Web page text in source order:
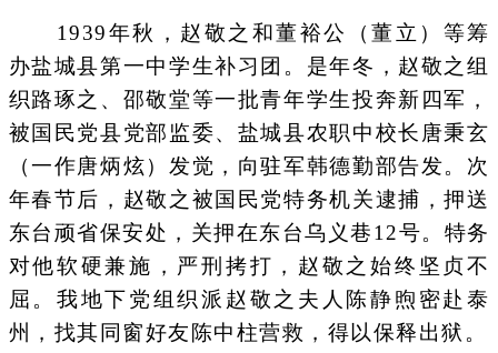
1939年秋，赵敬之和董裕公（董立）等筹
办盐城县第一中学生补习团。是年冬，赵敬之组
织路琢之、邵敬堂等一批青年学生投奔新四军，
被国民党县党部监委、盐城县农职中校长唐秉玄
（一作唐炳炫）发觉，向驻军韩德勤部告发。次
年春节后，赵敬之被国民党特务机关逮捕，押送
东台顽省保安处，关押在东台乌义巷12号。特务
对他软硬兼施，严刑拷打，赵敬之始终坚贞不
屈。我地下党组织派赵敬之夫人陈静煦密赴泰
州，找其同窗好友陈中柱营救，得以保释出狱。